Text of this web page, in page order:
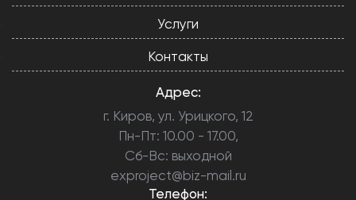
Услуги
Контакты
Адрес:
г. Киров, ул. Урицкого, 12
Пн-Пт: 10.00 - 17.00,
Сб-Вс: выходной
exproject@biz-mail.ru
Телефон: